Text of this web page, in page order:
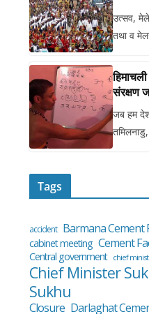
उत्सव, मेले
तथा व
हिमाचली भाषा
संरक्षण
जब हम
तमिलनाडु,
Tags
accident Barmana Cement
cabinet meeting Cement
Central government chief
Chief Minister
Sukhu
Closure Darlaghat